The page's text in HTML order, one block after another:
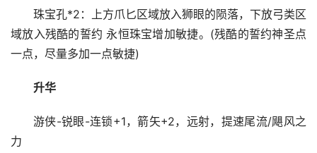
珠宝孔*2：上方爪匕区域放入狮眼的陨落，下放弓类区
域放入残酷的誓约 永恒珠宝增加敏捷。(残酷的誓约神圣点
一点，尽量多加一点敏捷)
升华
游侠-锐眼-连锁+1，箭矢+2，远射，提速尾流/飓风之
力